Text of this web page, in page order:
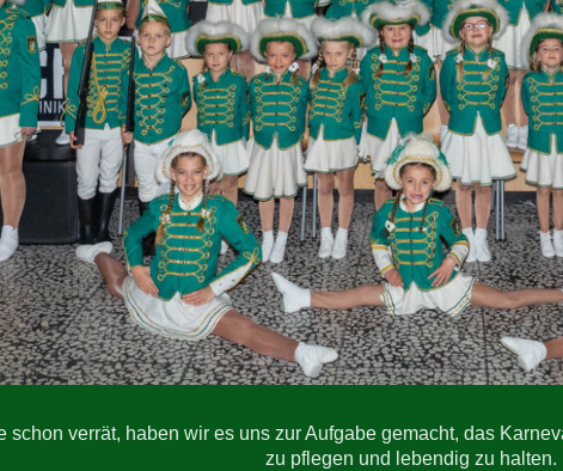
schon verrät, haben wir es uns zur Aufgabe gemacht, das
zu pflegen und lebendig zu halten.